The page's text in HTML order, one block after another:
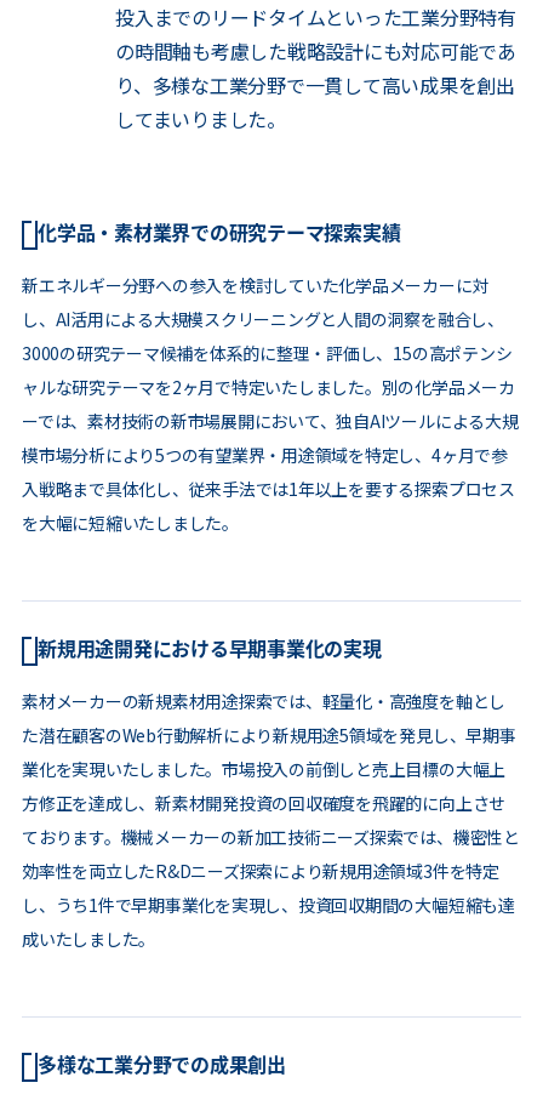
投入までのリードタイムといった工業分野特有
の時間軸も考慮した戦略設計にも対応可能であ
り、多様な工業分野で一貫して高い成果を創出
してまいりました。
化学品・素材業界での研究テーマ探索実績
新エネルギー分野への参入を検討していた化学品メーカーに対
し、AI活用による大規模スクリーニングと人間の洞察を融合し、
3000の研究テーマ候補を体系的に整理・評価し、15の高ポテンシ
ャルな研究テーマを2ヶ月で特定いたしました。別の化学品メーカ
ーでは、素材技術の新市場展開において、独自AIツールによる大規
模市場分析により5つの有望業界・用途領域を特定し、4ヶ月で参
入戦略まで具体化し、従来手法では1年以上を要する探索プロセス
を大幅に短縮いたしました。
新規用途開発における早期事業化の実現
素材メーカーの新規素材用途探索では、軽量化・高強度を軸とし
た潜在顧客のWeb行動解析により新規用途5領域を発見し、早期事
業化を実現いたしました。市場投入の前倒しと売上目標の大幅上
方修正を達成し、新素材開発投資の回収確度を飛躍的に向上させ
ております。機械メーカーの新加工技術ニーズ探索では、機密性と
効率性を両立したR&Dニーズ探索により新規用途領域3件を特定
し、うち1件で早期事業化を実現し、投資回収期間の大幅短縮も達
成いたしました。
多様な工業分野での成果創出